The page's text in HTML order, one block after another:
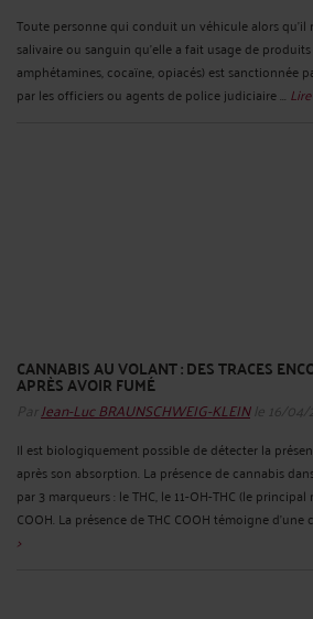
Toute personne qui conduit un véhicule alors qu’il
salivaire ou sanguin qu’elle a fait usage de
amphétamines, cocaïne, opiacés) est sanctionnée
par les officiers ou agents de police judiciaire ...
CANNABIS AU VOLANT : DES TRACES
APRÈS AVOIR FUMÉ
Par Jean-Luc BRAUNSCHWEIG-KLEINle 16/04/
Il est biologiquement possible de détecter la
après son absorption. La présence de cannabis
par 3 marqueurs : le THC, le 11-OH-THC (le
COOH. La présence de THC COOH témoigne d’une
>